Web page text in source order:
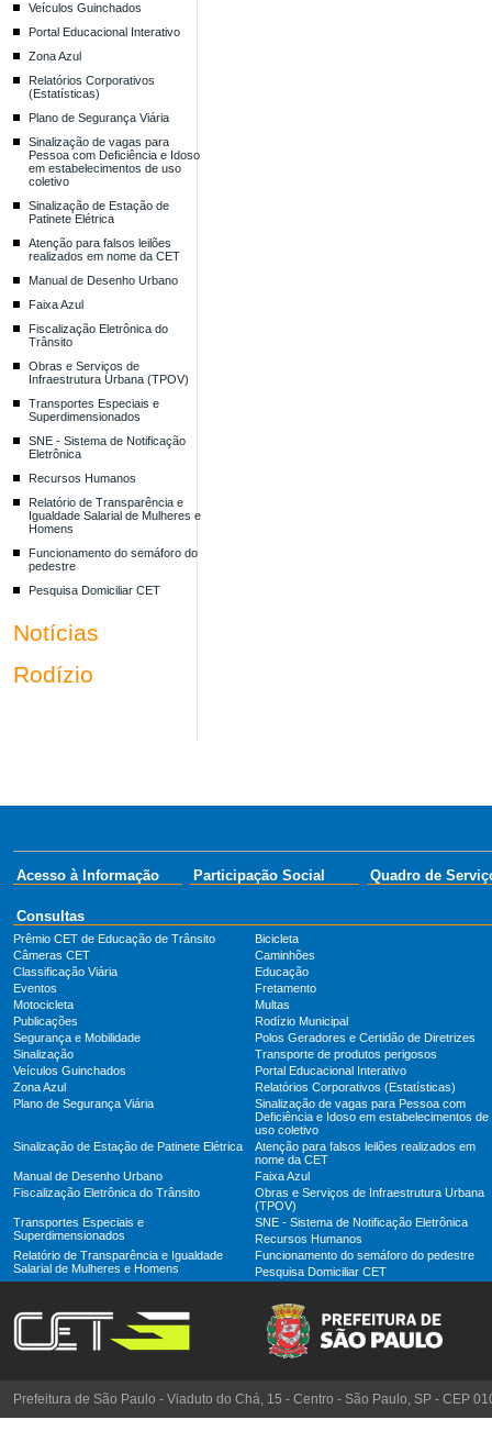
Veículos Guinchados
Portal Educacional Interativo
Zona Azul
Relatórios Corporativos
(Estatísticas)
Plano de Segurança Viária
Sinalização de vagas para
Pessoa com Deficiência e Idoso
em estabelecimentos de uso
coletivo
Sinalização de Estação de
Patinete Elétrica
Atenção para falsos leilões
realizados em nome da CET
Manual de Desenho Urbano
Faixa Azul
Fiscalização Eletrônica do
Trânsito
Obras e Serviços de
Infraestrutura Urbana (TPOV)
Transportes Especiais e
Superdimensionados
SNE - Sistema de Notificação
Eletrônica
Recursos Humanos
Relatório de Transparência e
Igualdade Salarial de Mulheres e
Homens
Funcionamento do semáforo do
pedestre
Pesquisa Domiciliar CET
Notícias
Rodízio
Acesso à Informação Participação Social Quadro de
Consultas
Prêmio CET de Educação de Trânsito
Bicicleta
Câmeras CET
Caminhões
Classificação Viária
Educação
Eventos
Fretamento
Motocicleta
Multas
Publicações
Rodízio Municipal
Segurança e Mobilidade
Polos Geradores e Certidão de Diretrizes
Sinalização
Transporte de produtos perigosos
Veículos Guinchados
Portal Educacional Interativo
Zona Azul
Relatórios Corporativos (Estatísticas)
Plano de Segurança Viária
Sinalização de vagas para Pessoa com
Deficiência e Idoso em estabelecimentos de
uso coletivo
Sinalização de Estação de Patinete Elétrica
Atenção para falsos leilões realizados em
nome da CET
Manual de Desenho Urbano
Faixa Azul
Fiscalização Eletrônica do Trânsito
Obras e Serviços de Infraestrutura Urbana
(TPOV)
Transportes Especiais e
Superdimensionados
SNE - Sistema de Notificação Eletrônica
Recursos Humanos
Relatório de Transparência e Igualdade
Salarial de Mulheres e Homens
Funcionamento do semáforo do pedestre
Pesquisa Domiciliar CET
Prefeitura de São Paulo - Viaduto do Chá, 15 - Centro - São Paulo, SP - CEP